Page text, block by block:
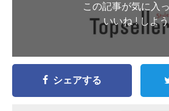
この記事が気に入
いいね ! しよう
シェアする